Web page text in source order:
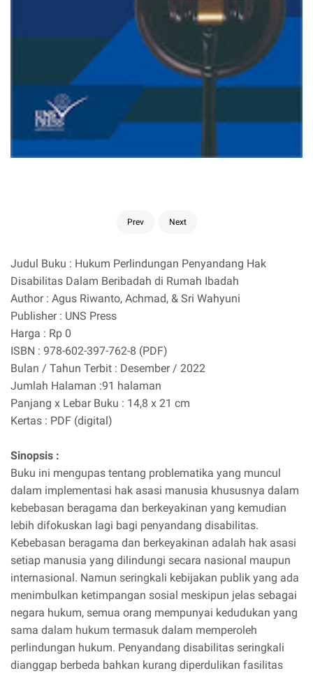
Prev Next
Judul Buku : Hukum Perlindungan Penyandang Hak
Disabilitas Dalam Beribadah di Rumah Ibadah
Author : Agus Riwanto, Achmad, & Sri Wahyuni
Publisher : UNS Press
Harga : Rp 0
ISBN : 978-602-397-762-8 (PDF)
Bulan / Tahun Terbit : Desember / 2022
Jumlah Halaman :91 halaman
Panjang x Lebar Buku : 14,8 x 21 cm
Kertas : PDF (digital)
Sinopsis :
Buku ini mengupas tentang problematika yang muncul
dalam implementasi hak asasi manusia khususnya dalam
kebebasan beragama dan berkeyakinan yang kemudian
lebih difokuskan lagi bagi penyandang disabilitas.
Kebebasan beragama dan berkeyakinan adalah hak asasi
setiap manusia yang dilindungi secara nasional maupun
internasional. Namun seringkali kebijakan publik yang ada
menimbulkan ketimpangan sosial meskipun jelas sebagai
negara hukum, semua orang mempunyai kedudukan yang
sama dalam hukum termasuk dalam memperoleh
perlindungan hukum. Penyandang disabilitas seringkali
dianggap berbeda bahkan kurang diperdulikan fasilitas